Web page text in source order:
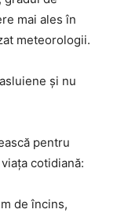
mai ales în
meteorologii.
și nu
pentru
cotidiană:
de încins,